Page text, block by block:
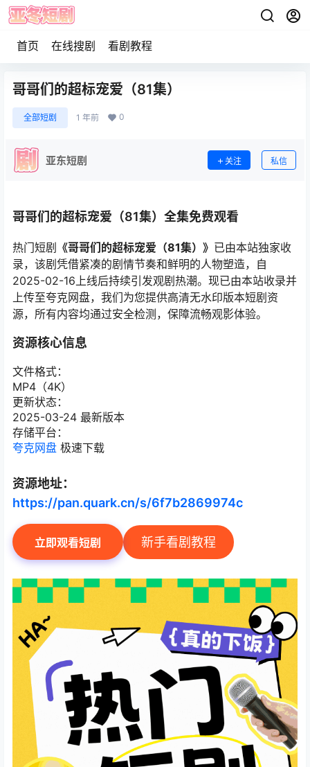
首页 在线搜剧 看剧教程
哥哥们的超标宠爱（81集）
全部短剧 1 年前 0
亚东短剧 关注 私信
哥哥们的超标宠爱（81集）全集免费观看
热门短剧 《哥哥们的超标宠爱（81集）》 已由本站独家收
录，该剧凭借紧凑的剧情节奏和鲜明的人物塑造，自
2025-02-16上线后持续引发观剧热潮。现已由本站收录并
上传至夸克网盘，我们为您提供高清无水印版本短剧资
源，所有内容均通过安全检测，保障流畅观影体验。
资源核心信息
文件格式：
MP4（4K）
更新状态：
2025-03-24 最新版本
存储平台：
夸克网盘 极速下载
资源地址：
https://pan.quark.cn/s/6f7b2869974c
立即观看短剧 新手看剧教程